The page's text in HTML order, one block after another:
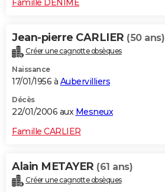
Famille DENIME
Jean-pierre CARLIER (50 ans)
Créer une cagnotte obsèques
Naissance
17/01/1956 à Aubervilliers
Décès
22/01/2006 aux Mesneux
Famille CARLIER
Alain METAYER (61 ans)
Créer une cagnotte obsèques